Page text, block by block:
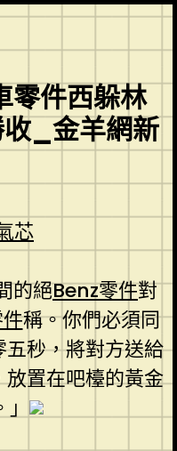
零件西躲林
_金羊網新
芯
的絕Benz零件對
稱。你們必須同
秒，將對方送給
放置在吧檯的黃金